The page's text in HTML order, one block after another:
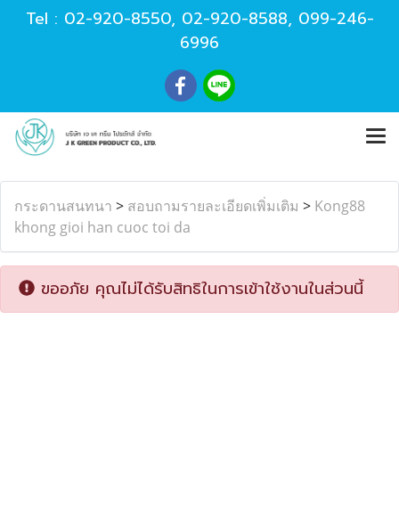
Tel : 02-920-8550, 02-920-8588, 099-246-
6996
กระดานสนทนา > สอบถามรายละเอียดเพิ่มเติม > Kong88
khong gioi han cuoc toi da
ขออภัย คุณไม่ได้รับสิทธิในการเข้าใช้งานในส่วนนี้